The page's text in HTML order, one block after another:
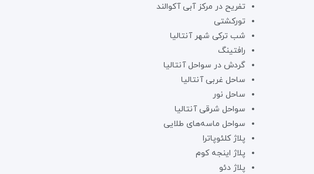
تفریح در مرکز آبی آکوالند
تورکشتی
شب ترکی شهر آنتالیا
رافتینگ
گردش در سواحل آنتالیا
ساحل غربی آنتالیا
ساحل نور
سواحل شرقی آنتالیا
سواحل ماسه‌های طلایی
پلاژ کلئوپاترا
پلاژ اینجه کوم
پلاژ دئو